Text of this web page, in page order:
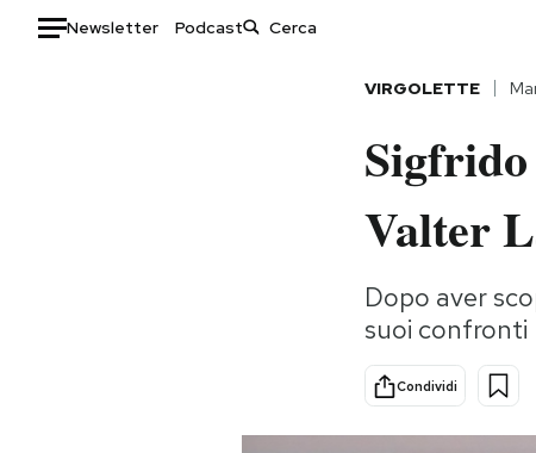
Newsletter Podcast
Storie/Idee
Ok Boomer!
Altrecose
VIRGOLETTE
Valter
Dopo aver
suoi confronti
Condividi